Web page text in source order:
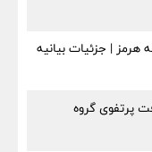
هرمز | جزئیات بیانیه
۲۶۵۱ میلیارد افت پرتفوی گروه